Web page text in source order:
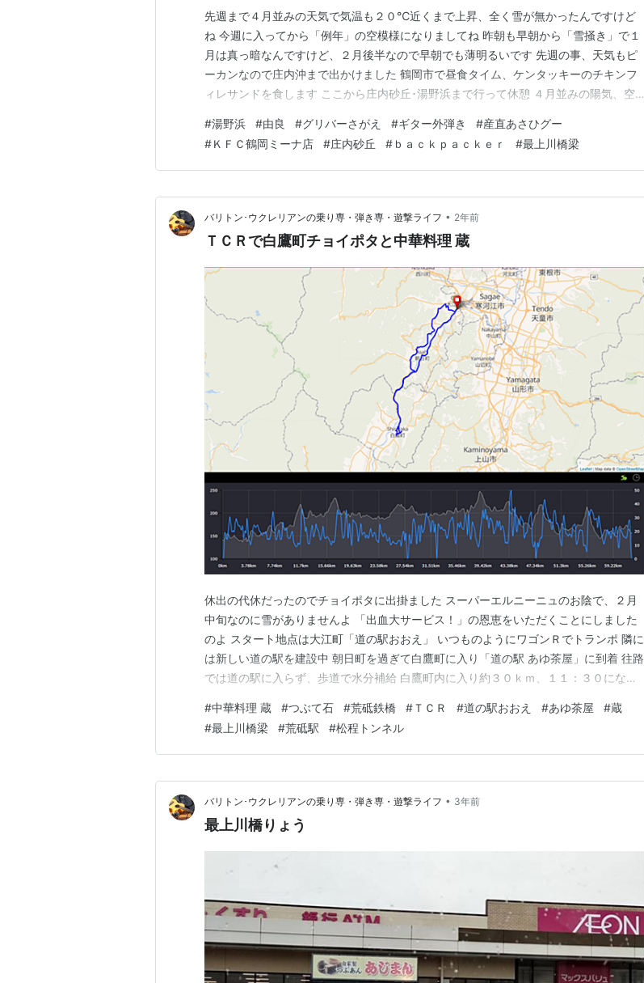
先週まで４月並みの天気で気温も２０℃近くまで上昇、全く雪が無かったんですけど
ね 今週に入ってから「例年」の空模様になりましてね 昨朝も早朝から「雪掻き」で１
月は真っ暗なんですけど、２月後半なので早朝でも薄明るいです 先週の事、天気もピ
ーカンなので庄内沖まで出かけました 鶴岡市で昼食タイム、ケンタッキーのチキンフ
ィレサンドを食します ここから庄内砂丘･湯野浜まで行って休憩 ４月並みの陽気、空
とゴミ箱に入って廃棄処理されたら、このような状態は無いのかと 富士山清掃とかも
ですね、猿や熊がゴミを捨てる訳じゃないですからね・…
#湯野浜 #由良 #グリバーさがえ #ギター外弾き #産直あさひグー
#ＫＦＣ鶴岡ミーナ店 #庄内砂丘 # ｂａｃｋｐａｃｋｅｒ #最上川橋梁
バリトン･ウクレリアンの乗り専・弾き専・遊撃ライフ • 2年前
ＴＣＲで白鷹町チョイポタと中華料理 蔵
休出の代休だったのでチョイポタに出掛ました スーパーエルニーニュのお陰で、２月
中旬なのに雪がありませんよ 「出血大サービス！」の恩恵をいただくことにしました
のよ スタート地点は大江町「道の駅おおえ」 いつものようにワゴンＲでトランポ 隣に
は新しい道の駅を建設中 朝日町を過ぎて白鷹町に入り「道の駅 あゆ茶屋」に到着 往路
では道の駅に入らず、歩道で水分補給 白鷹町内に入り約３０ｋｍ、１１：３０になっ
目、開いてました「中華料理 蔵」 迷わず「味噌ラーメン大盛り」 チャリ乗りの３大楽
しみ ①水が美味い ②メシが旨い ③温…
#中華料理 蔵 #つぶて石 #荒砥鉄橋 #ＴＣＲ #道の駅おおえ #あゆ茶屋 #蔵
#最上川橋梁 #荒砥駅 #松程トンネル
バリトン･ウクレリアンの乗り専・弾き専・遊撃ライフ • 3年前
最上川橋りょう